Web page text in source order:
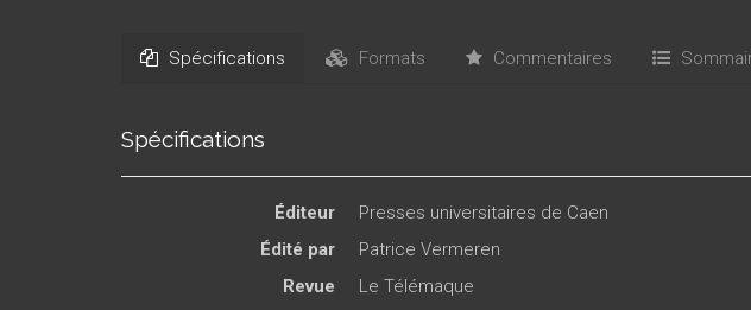
Spécifications Formats Commentaires
Spécifications
Éditeur
Presses universitaires de Caen
Édité par
Patrice Vermeren
Revue
Le Télémaque